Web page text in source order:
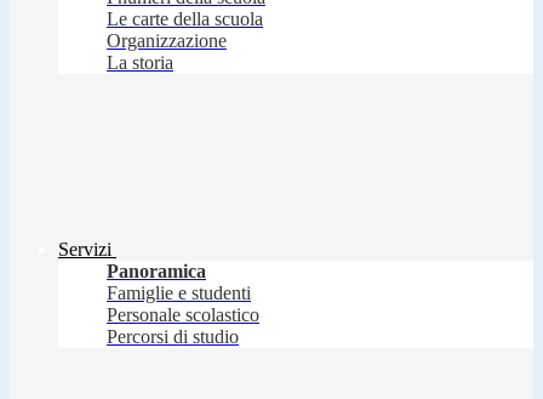
Le carte della scuola
Organizzazione
La storia
Servizi
Panoramica
Famiglie e studenti
Personale scolastico
Percorsi di studio